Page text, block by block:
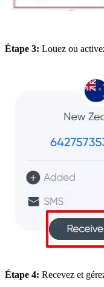
Étape 3: Louez ou
Étape 4: Recevez et